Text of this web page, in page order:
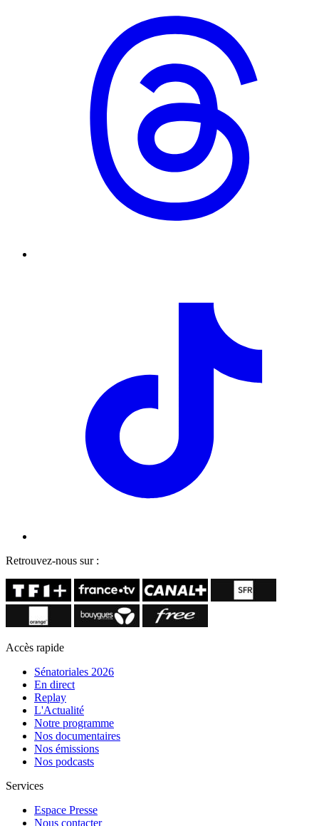
Retrouvez-nous sur :
Accès rapide
Sénatoriales 2026
En direct
Replay
L'Actualité
Notre programme
Nos documentaires
Nos émissions
Nos podcasts
Services
Espace Presse
Nous contacter